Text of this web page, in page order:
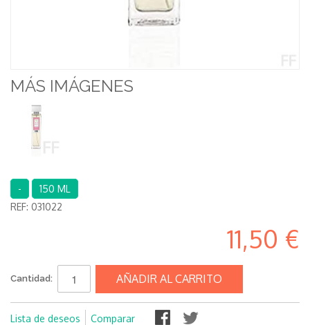
MÁS IMÁGENES
-
150 ML
REF: 031022
11,50 €
Cantidad: AÑADIR AL CARRITO
Lista de deseos Comparar